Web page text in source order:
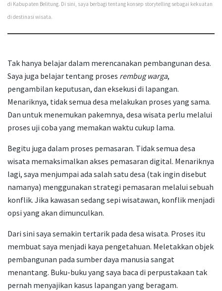
di Kabupaten Belitung. Di sini, saya berbagi tentang konsep storytelling sebagai kekuatan
di destinasi wisata.
Tak hanya belajar dalam merencanakan pembangunan desa.
Saya juga belajar tentang proses rembug warga,
pengambilan keputusan, dan eksekusi di lapangan.
Menariknya, tidak semua desa melakukan proses yang sama.
Dan untuk menemukan pakemnya, desa wisata perlu melalui
proses uji coba yang memakan waktu cukup lama.
Begitu juga dalam proses pemasaran. Tidak semua desa
wisata memaksimalkan akses pemasaran digital. Menariknya
lagi, saya menjumpai ada salah satu desa (tak ingin disebut
namanya) menggunakan strategi pemasaran melalui sebuah
konflik. Jika kawasan sedang sepi wisatawan, konflik menjadi
opsi yang akan dimunculkan.
Dari sini saya semakin tertarik pada desa wisata. Proses itu
membuat saya menjadi kaya pengetahuan. Meletakkan objek
pembangunan pada sumber daya manusia sangat
menantang. Buku-buku yang saya baca di perpustakaan tak
pernah menyajikan kasus lapangan yang beragam.